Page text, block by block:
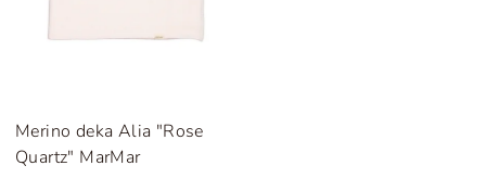
Merino deka Alia "Rose
Quartz" MarMar